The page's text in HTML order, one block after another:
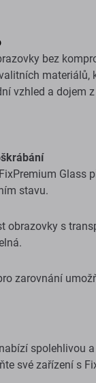
bez
vzhled a dojem
Glass
stavu.
obrazovky s
zarovnání
spolehlivou
své zařízení s